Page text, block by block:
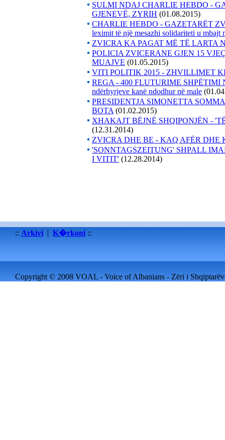
SULMI NDAJ CHARLIE HEBDO -
GJENEVË, ZYRIH (01.08.2015)
CHARLIE HEBDO - GAZETARËT
leximit të një mesazhi solidariteti u mbajt
ZVICRA KA PAGAT MË TË LARTA
POLICIA ZVICERANE GJEN 15
MUAJVE (01.05.2015)
VITI POLITIK 2015 - ZHVILLIMET
REGA - 400 FLUTURIME SHPËTIMI
ndërhyrjeve kanë ndodhur në male
PRESIDENTJA SIMONETTA
BOTA (01.02.2015)
XHAKAJT BËJNË SHQIPONJËN -
(12.31.2014)
ZVICRA DHE BE - KAQ AFËR DHE
'SONNTAGSZEITUNG' SHPALL
I VITIT' (12.28.2014)
:: Arkivi | K�rkoni ::
Copyright © 2008 VOAL - Voice of Albanians - Zëri i